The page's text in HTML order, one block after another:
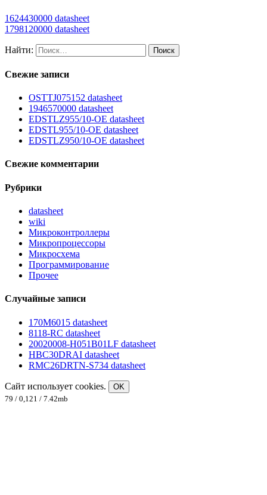
1624430000 datasheet
1798120000 datasheet
Найти:
Свежие записи
OSTTJ075152 datasheet
1946570000 datasheet
EDSTLZ955/10-OE datasheet
EDSTL955/10-OE datasheet
EDSTLZ950/10-OE datasheet
Свежие комментарии
Рубрики
datasheet
wiki
Микроконтроллеры
Микропроцессоры
Микросхема
Программирование
Прочее
Случайные записи
170M6015 datasheet
8118-RC datasheet
20020008-H051B01LF datasheet
HBC30DRAI datasheet
RMC26DRTN-S734 datasheet
Сайт использует cookies.
OK
79 / 0,121 / 7.42mb